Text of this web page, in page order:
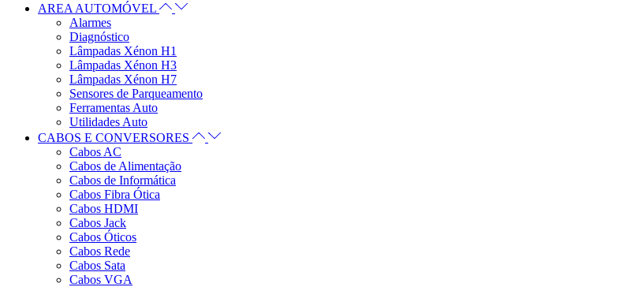
AREA AUTOMÓVEL
Alarmes
Diagnóstico
Lâmpadas Xénon H1
Lâmpadas Xénon H3
Lâmpadas Xénon H7
Sensores de Parqueamento
Ferramentas Auto
Utilidades Auto
CABOS E CONVERSORES
Cabos AC
Cabos de Alimentação
Cabos de Informática
Cabos Fibra Ótica
Cabos HDMI
Cabos Jack
Cabos Óticos
Cabos Rede
Cabos Sata
Cabos VGA